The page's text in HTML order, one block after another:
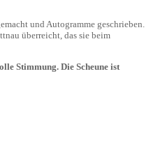
und Autogramme geschrieben.
überreicht, das sie beim
Stimmung. Die Scheune ist